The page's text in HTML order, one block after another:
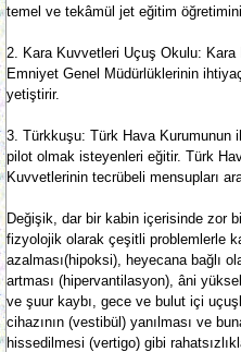
temel ve tekâmül jet eğitim öğretimini
2. Kara Kuvvetleri Uçuş Okulu: Kara
Emniyet Genel Müdürlüklerinin
yetiştirir.
3. Türkkuşu: Türk Hava Kurumunun
pilot olmak isteyenleri eğitir. Türk
Kuvvetlerinin tecrübeli mensupları
Değişik, dar bir kabin içerisinde zor
fizyolojik olarak çeşitli problemlerle
azalması(hipoksi), heyecana bağlı
artması (hipervantilasyon), âni
ve şuur kaybı, gece ve bulut içi
cihazının (vestibül) yanılması ve
hissedilmesi (vertigo) gibi